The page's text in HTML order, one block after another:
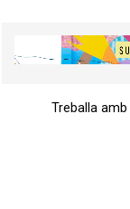
Treballa